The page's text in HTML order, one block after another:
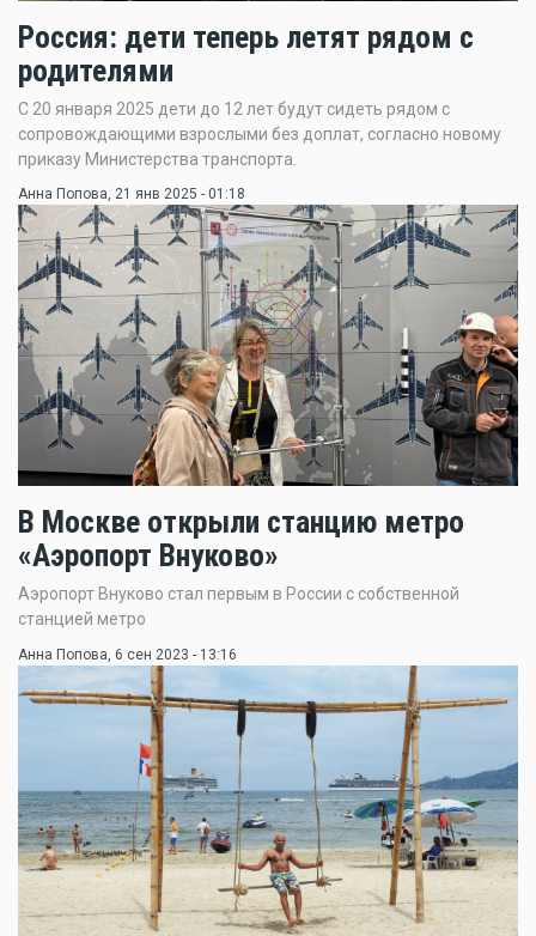
Россия: дети теперь летят рядом с
родителями
С 20 января 2025 дети до 12 лет будут сидеть рядом с
сопровождающими взрослыми без доплат, согласно новому
приказу Министерства транспорта.
Анна Попова, 21 янв 2025 - 01:18
В Москве открыли станцию метро
«Аэропорт Внуково»
Аэропорт Внуково стал первым в России с собственной
станцией метро
Анна Попова , 6 сен 2023 - 13:16